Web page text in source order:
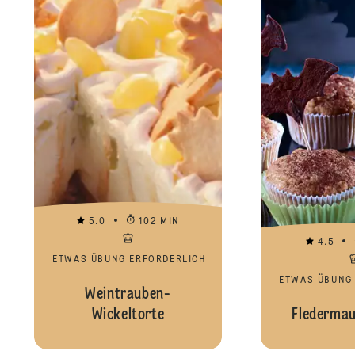
5.0 102 MIN
ETWAS ÜBUNG ERFORDERLICH
Weintrauben-
Wickeltorte
4.5
ETWAS